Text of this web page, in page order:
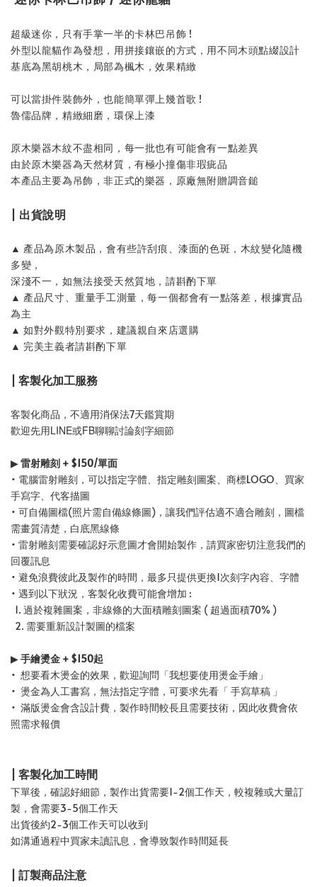
超級迷你，只有手掌一半的卡林巴吊飾 !
外型以龍貓作為發想，用拼接鑲嵌的方式，用不同木頭點綴設計
基底為黑胡桃木，局部為楓木，效果精緻
可以當掛件裝飾外，也能簡單彈上幾首歌 !
魯儒品牌，精緻細磨，環保上漆
原木樂器木紋不盡相同，每一批也有可能會有一點差異
由於原木樂器為天然材質，有極小撞傷非瑕疵品
本產品主要為吊飾，非正式的樂器，原廠無附贈調音鎚
| 出貨說明
▲ 產品為原木製品，會有些許刮痕、漆面的色斑，木紋變化隨機
多變，
深淺不一，如無法接受天然質地，請斟酌下單
▲ 產品尺寸、重量手工測量，每一個都會有一點落差，根據實品
為主
▲ 如對外觀特別要求，建議親自來店選購
▲ 完美主義者請斟酌下單
| 客製化加工服務
客製化商品，不適用消保法7天鑑賞期
歡迎先用LINE或FB聊聊討論刻字細節
▶雷射雕刻 + $150/單面
• 電腦雷射雕刻，可以指定字體、指定雕刻圖案、商標LOGO、買家
手寫字、代客描圖
• 可自備圖檔(照片需自備線條圖)，讓我們評估適不適合雕刻，圖檔
需畫質清楚，白底黑線條
• 雷射雕刻需要確認好示意圖才會開始製作，請買家密切注意我們的
回覆訊息
• 避免浪費彼此及製作的時間，最多只提供更換1次刻字內容、字體
• 遇到以下狀況，客製化收費可能會增加 :
1. 過於複雜圖案，非線條的大面積雕刻圖案 ( 超過面積70% )
2. 需要重新設計製圖的檔案
▶手繪燙金 + $150起
• 想要看木燙金的效果，歡迎詢問「我想要使用燙金手繪」
• 燙金為人工書寫，無法指定字體，可要求先看「 手寫草稿 」
• 滿版燙金會含設計費，製作時間較長且需要技術，因此收費會依
照需求報價
| 客製化加工時間
下單後，確認好細節，製作出貨需要1-2個工作天，較複雜或大量訂
製，會需要3-5個工作天
出貨後約2-3個工作天可以收到
如溝通過程中買家未讀訊息，會導致製作時間延長
| 訂製商品注意